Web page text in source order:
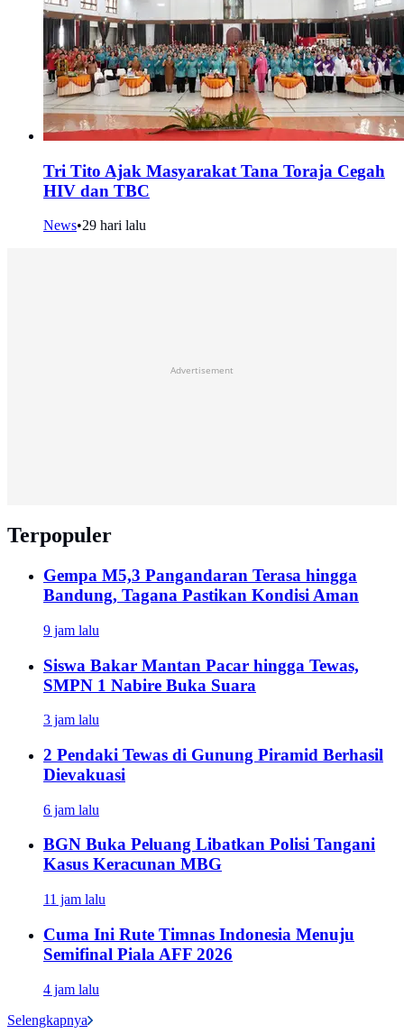
Tri Tito Ajak Masyarakat Tana Toraja Cegah
HIV dan TBC
News•29 hari lalu
Advertisement
Terpopuler
Gempa M5,3 Pangandaran Terasa hingga
Bandung, Tagana Pastikan Kondisi Aman
9 jam lalu
Siswa Bakar Mantan Pacar hingga Tewas,
SMPN 1 Nabire Buka Suara
3 jam lalu
2 Pendaki Tewas di Gunung Piramid Berhasil
Dievakuasi
6 jam lalu
BGN Buka Peluang Libatkan Polisi Tangani
Kasus Keracunan MBG
11 jam lalu
Cuma Ini Rute Timnas Indonesia Menuju
Semifinal Piala AFF 2026
4 jam lalu
Selengkapnya